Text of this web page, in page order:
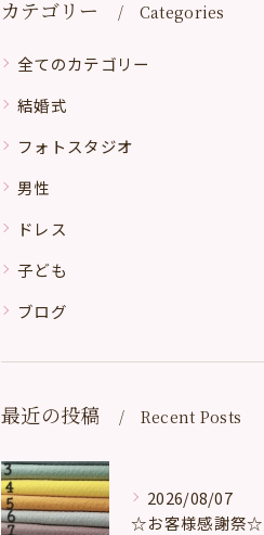
カテゴリー Categories
全てのカテゴリー
結婚式
フォトスタジオ
男性
ドレス
子ども
ブログ
最近の投稿 Recent Posts
2026/08/07